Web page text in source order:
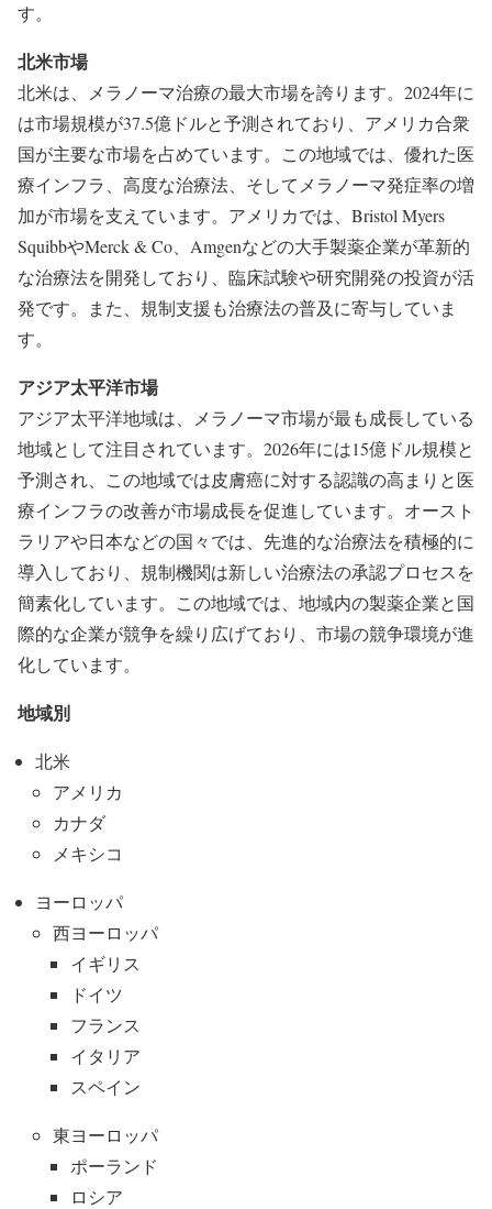
す。
北米市場
北米は、メラノーマ治療の最大市場を誇ります。2024年に
は市場規模が37.5億ドルと予測されており、アメリカ合衆
国が主要な市場を占めています。この地域では、優れた医
療インフラ、高度な治療法、そしてメラノーマ発症率の増
加が市場を支えています。アメリカでは、Bristol Myers
SquibbやMerck & Co、Amgenなどの大手製薬企業が革新的
な治療法を開発しており、臨床試験や研究開発の投資が活
発です。また、規制支援も治療法の普及に寄与していま
す。
アジア太平洋市場
アジア太平洋地域は、メラノーマ市場が最も成長している
地域として注目されています。2026年には15億ドル規模と
予測され、この地域では皮膚癌に対する認識の高まりと医
療インフラの改善が市場成長を促進しています。オースト
ラリアや日本などの国々では、先進的な治療法を積極的に
導入しており、規制機関は新しい治療法の承認プロセスを
簡素化しています。この地域では、地域内の製薬企業と国
際的な企業が競争を繰り広げており、市場の競争環境が進
化しています。
地域別
北米
アメリカ
カナダ
メキシコ
ヨーロッパ
西ヨーロッパ
イギリス
ドイツ
フランス
イタリア
スペイン
東ヨーロッパ
ポーランド
ロシア